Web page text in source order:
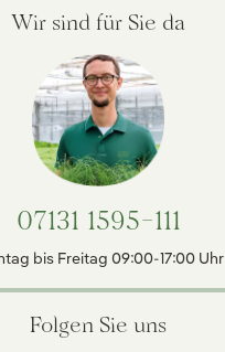
Wir sind für Sie da
07131 1595-111
bis Freitag 09:00-17:00 Uhr
Folgen Sie uns